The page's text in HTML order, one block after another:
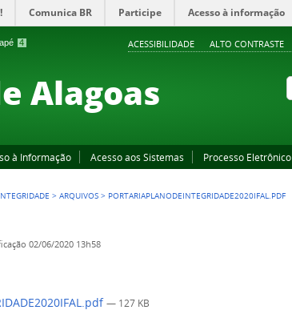
4 ACESSIBILIDADE ALTO CONTRASTE
Comunica BR Participe Acesso à informação
Alagoas
à Informação Acesso aos Sistemas Processo Eletrônico
>ARQUIVOS > PORTARIAPLANODEINTEGRIDADE2020IFAL.PDF
02/06/2020 13h58
— 127 KB